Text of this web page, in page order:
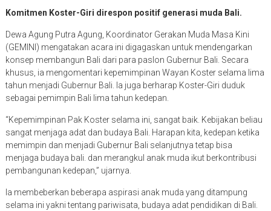
Komitmen Koster-Giri direspon positif generasi muda Bali.
Dewa Agung Putra Agung, Koordinator Gerakan Muda Masa Kini
(GEMINI) mengatakan acara ini digagaskan untuk mendengarkan
konsep membangun Bali dari para paslon Gubernur Bali. Secara
khusus, ia mengomentari kepemimpinan Wayan Koster selama lima
tahun menjadi Gubernur Bali. Ia juga berharap Koster-Giri duduk
sebagai pemimpin Bali lima tahun kedepan.
“Kepemimpinan Pak Koster selama ini, sangat baik. Kebijakan beliau
sangat menjaga adat dan budaya Bali. Harapan kita, kedepan ketika
memimpin dan menjadi Gubernur Bali selanjutnya tetap bisa
menjaga budaya bali. dan merangkul anak muda ikut berkontribusi
pembangunan kedepan,” ujarnya.
Ia membeberkan beberapa aspirasi anak muda yang ditampung
selama ini yakni tentang pariwisata, budaya adat pendidikan di Bali.